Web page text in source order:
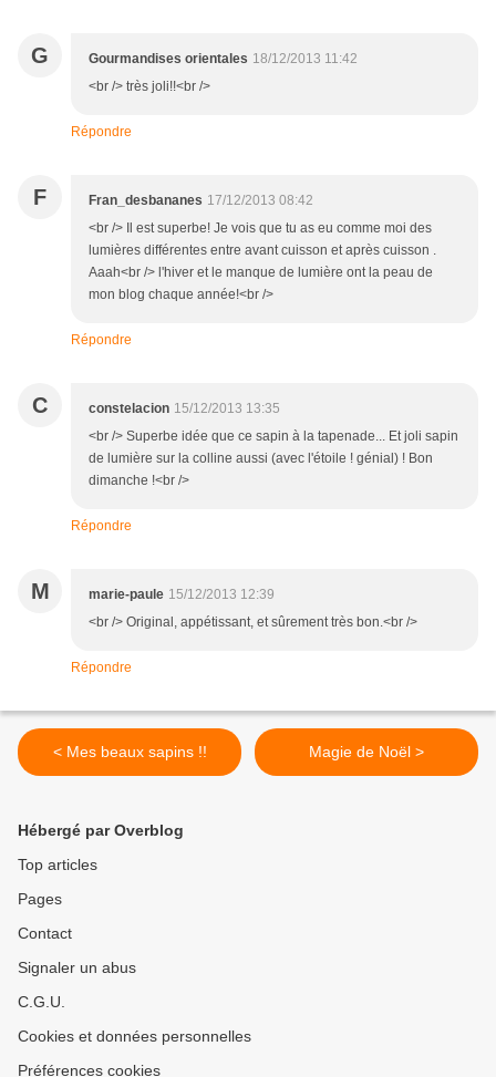
G Gourmandises orientales 18/12/2013 11:42
<br /> très joli!!<br />
Répondre
F Fran_desbananes 17/12/2013 08:42
<br /> Il est superbe! Je vois que tu as eu comme moi des
lumières différentes entre avant cuisson et après cuisson .
Aaah<br /> l'hiver et le manque de lumière ont la peau de
mon blog chaque année!<br />
Répondre
C constelacion 15/12/2013 13:35
<br /> Superbe idée que ce sapin à la tapenade... Et joli sapin
de lumière sur la colline aussi (avec l'étoile ! génial) ! Bon
dimanche !<br />
Répondre
M marie-paule 15/12/2013 12:39
<br /> Original, appétissant, et sûrement très bon.<br />
Répondre
< Mes beaux sapins !! Magie de Noël >
Hébergé par Overblog
Top articles
Pages
Contact
Signaler un abus
C.G.U.
Cookies et données personnelles
Préférences cookies